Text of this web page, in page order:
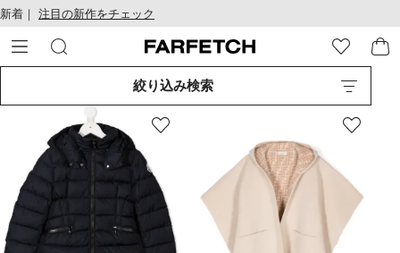
テ
ン
ツ
お
け
る
ィ
新着｜ 注目の新作をチェック
絞り込み検索